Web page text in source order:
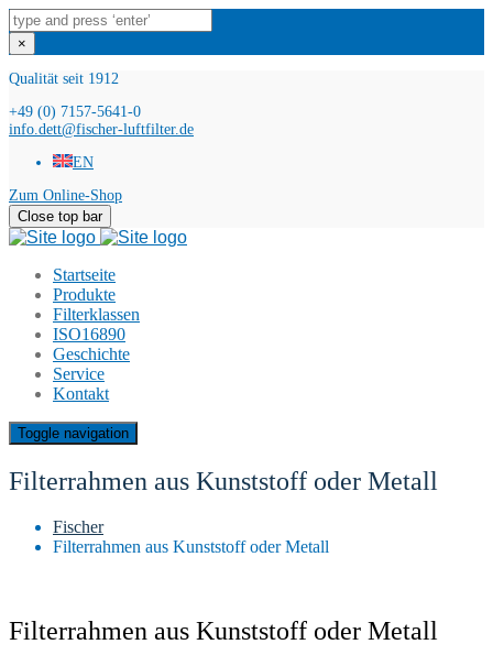
×
Qualität seit 1912
+49 (0) 7157-5641-0
info.dett@fischer-luftfilter.de
EN
Zum Online-Shop
Close top bar
Startseite
Produkte
Filterklassen
ISO16890
Geschichte
Service
Kontakt
Toggle navigation
Filterrahmen aus Kunststoff oder Metall
Fischer
Filterrahmen aus Kunststoff oder Metall
Filterrahmen aus Kunststoff oder Metall